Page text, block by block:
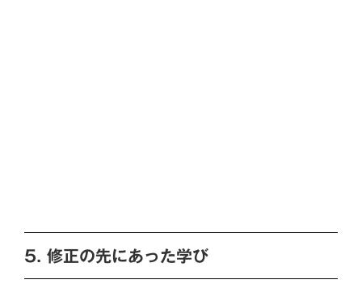
5. 修正の先にあった学び